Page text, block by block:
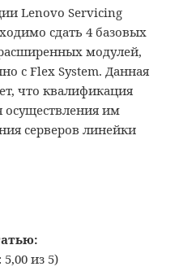
Lenovo Servicing
сдать 4 базовых
модулей,
с Flex System. Данная
что квалификация
осуществления им
серверов линейки
из 5)